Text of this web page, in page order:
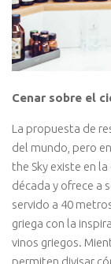
Cenar sobre el
La propuesta de
del mundo, pero
the Sky existe en
década y ofrece a
servido a 40
griega con la
vinos griegos.
permiten divisar